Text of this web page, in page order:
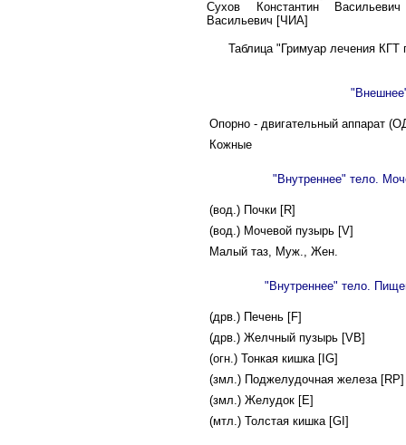
Сухов Константин
Васильевич [ЧИА]
Таблица "Гримуар лечения
Опорно - двигательный аппарат
Кожные
"Внутреннее" тело.
(вод.) Почки [R]
(вод.) Мочевой пузырь [V]
Малый таз, Муж., Жен.
"Внутреннее" тело.
(дрв.) Печень [F]
(дрв.) Желчный пузырь [VB]
(огн.) Тонкая кишка [IG]
(змл.) Поджелудочная железа [RP]
(змл.) Желудок [E]
(мтл.) Толстая кишка [GI]